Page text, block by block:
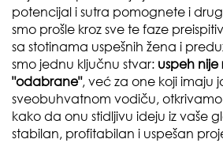
potencijal i sutra pomognete i
smo prošle kroz sve te faze
sa stotinama uspešnih žena i
smo jednu ključnu stvar: uspeh nije
"odabrane", već za one koji imaju
sveobuhvatnom vodiču,
kako da onu stidljivu ideju iz vaše
stabilan, profitabilan i uspešan